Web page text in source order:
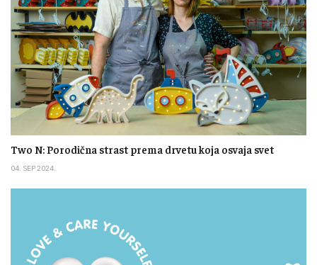
Two N: Porodična strast prema drvetu koja osvaja svet
04. SEP 2024.